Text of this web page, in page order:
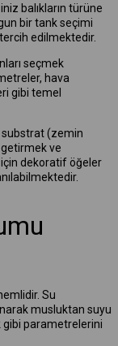
balıkların türüne
bir tank seçimi
edilmektedir.
seçmek
hava
gibi temel
substrat (zemin
getirmek ve
için dekoratif öğeler
Su
musluktan suyu
gibi parametrelerini